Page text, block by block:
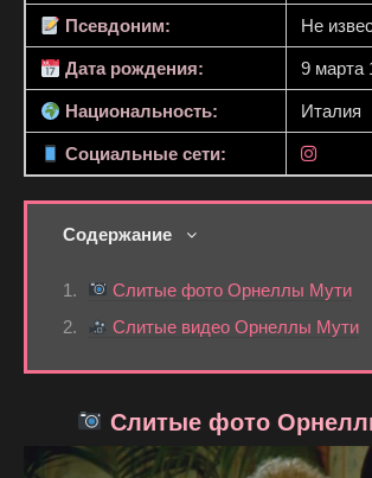
Псевдоним: Не
Дата рождения: 9 марта
Национальность: Италия
Социальные сети:
Содержание
Слитые фото Орнеллы Мути
Слитые видео Орнеллы Мути
Слитые фото